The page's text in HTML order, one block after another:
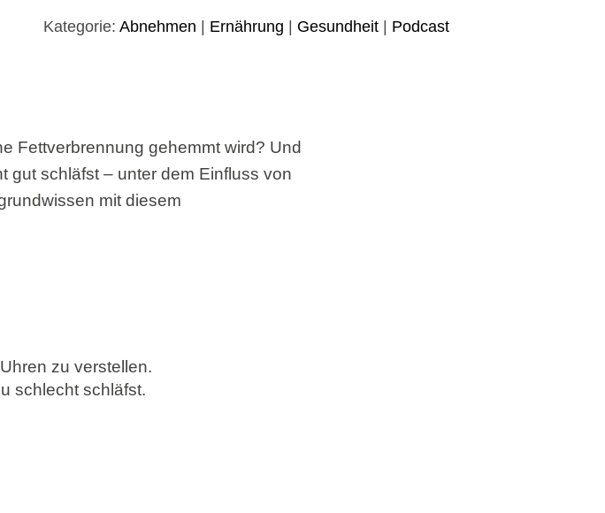
Kategorie: Abnehmen | Ernährung | Gesundheit| Podcast
Fettverbrennung gehemmt wird? Und
gut schläfst – unter dem Einfluss von
mit diesem
zu verstellen.
schlecht schläfst.